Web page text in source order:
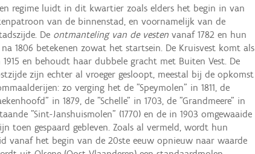
regime luidt in dit kwartier zoals elders het begin in van
van de binnenstad, en voornamelijk van de
De ontmanteling van de vesten vanaf 1782 en hun
1806 betekenen zowat het startsein. De Kruisvest komt als
en behoudt haar dubbele gracht met Buiten Vest. De
zijn echter al vroeger gesloopt, meestal bij de opkomst
zo verging het de "Speymolen" in 1811, de
in 1879, de "Schelle" in 1703, de "Grandmeere" in
"Sint-Janshuismolen" (1770) en de in 1903 omgewaaide
toen gespaard gebleven. Zoals al vermeld, wordt hun
vanaf het begin van de 20ste eeuw opnieuw naar waarde